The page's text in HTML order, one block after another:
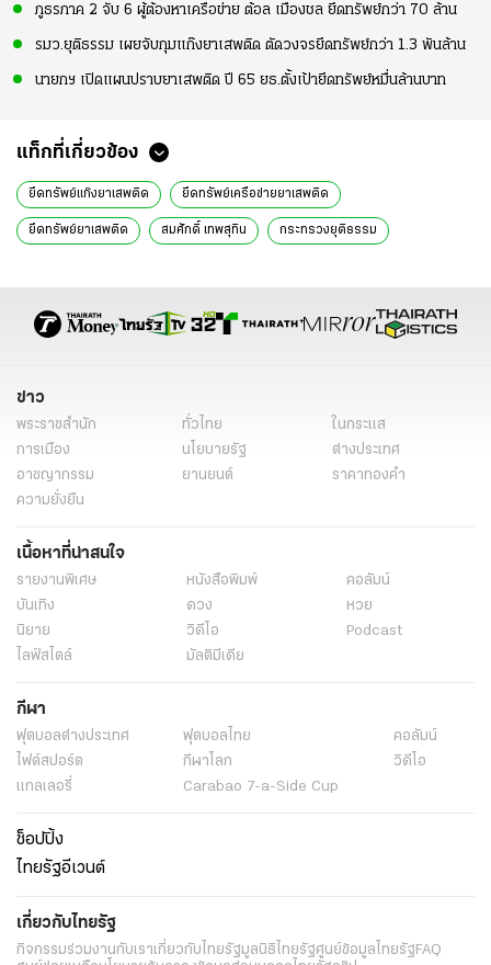
ภูธรภาค 2 จับ 6 ผู้ต้องหาเครือข่าย ต้อล เมืองชล ยึดทรัพย์กว่า 70 ล้าน
รมว.ยุติธรรม เผยจับกุมแก๊งยาเสพติด ตัดวงจรยึดทรัพย์กว่า 1.3 พันล้าน
นายกฯ เปิดแผนปราบยาเสพติด ปี 65 ยธ.ตั้งเป้ายึดทรัพย์หมื่นล้านบาท
แท็กที่เกี่ยวข้อง
ยึดทรัพย์แก๊งยาเสพติด ยึดทรัพย์เครือข่ายยาเสพติด
ยึดทรัพย์ยาเสพติด สมศักดิ์ เทพสุทิน กระทรวงยุติธรรม
ข่าว
พระราชสำนัก ทั่วไทย
ในกระแส
การเมือง
นโยบายรัฐ
ต่างประเทศ
อาชญากรรม
ยานยนต์
ราคาทองคำ
ความยั่งยืน
เนื้อหาที่น่าสนใจ
รายงานพิเศษ หนังสือพิมพ์
คอลัมน์
บันเทิง
ดวง
หวย
นิยาย
วิดีโอ
Podcast
ไลฟ์สไตล์
มัลติมีเดีย
กีฬา
ฟุตบอลต่่างประเทศ ฟุตบอลไทย
คอลัมน์
ไฟต์สปอร์ต
กีฬาโลก
วิดีโอ
แกลเลอรี่
Carabao 7-a-Side Cup
ช็อปปิ้ง
ไทยรัฐอีเวนต์
เกี่ยวกับไทยรัฐ
กิจกรรมร่วมงานกับเราเกี่ยวกับไทยรัฐมูลนิธิไทยรัฐศูนย์ข้อมูลไทยรัฐFAQ